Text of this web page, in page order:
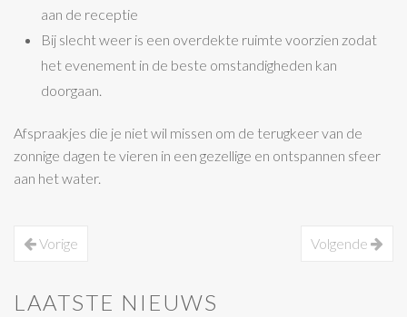
aan de receptie
Bij slecht weer is een overdekte ruimte voorzien zodat
het evenement in de beste omstandigheden kan
doorgaan.
Afspraakjes die je niet wil missen om de terugkeer van de
zonnige dagen te vieren in een gezellige en ontspannen sfeer
aan het water.
Vorige Volgende
LAATSTE NIEUWS